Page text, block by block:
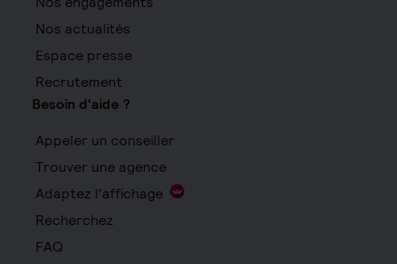
Nos actualités
Espace presse
Recrutement
Besoin d'aide ?
Appeler un conseiller
Trouver une agence
Adaptez l'affichage
Recherchez
FAQ